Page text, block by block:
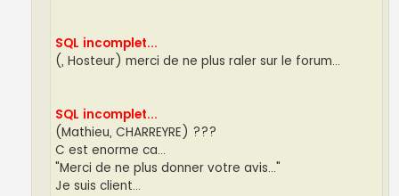
SQL incomplet...
(, Hosteur) merci de ne plus raler sur le forum...
SQL incomplet...
(Mathieu, CHARREYRE) ???
C est enorme ca...
"Merci de ne plus donner votre avis..."
Je suis client...